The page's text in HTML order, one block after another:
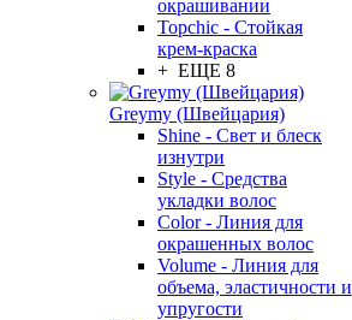
окрашивании
Topchic - Стойкая
крем-краска
+ ЕЩЕ 8
Greymy (Швейцария)
Shine - Свет и блеск
изнутри
Style - Средства
укладки волос
Color - Линия для
окрашенных волос
Volume - Линия для
объема, эластичности и
упругости